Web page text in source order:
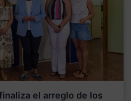
el arreglo de los